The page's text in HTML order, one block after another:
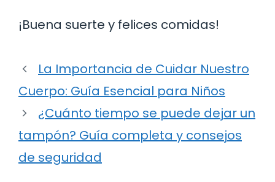
¡Buena suerte y felices comidas!
La Importancia de Cuidar Nuestro
Cuerpo: Guía Esencial para Niños
¿Cuánto tiempo se puede dejar un
tampón? Guía completa y consejos
de seguridad